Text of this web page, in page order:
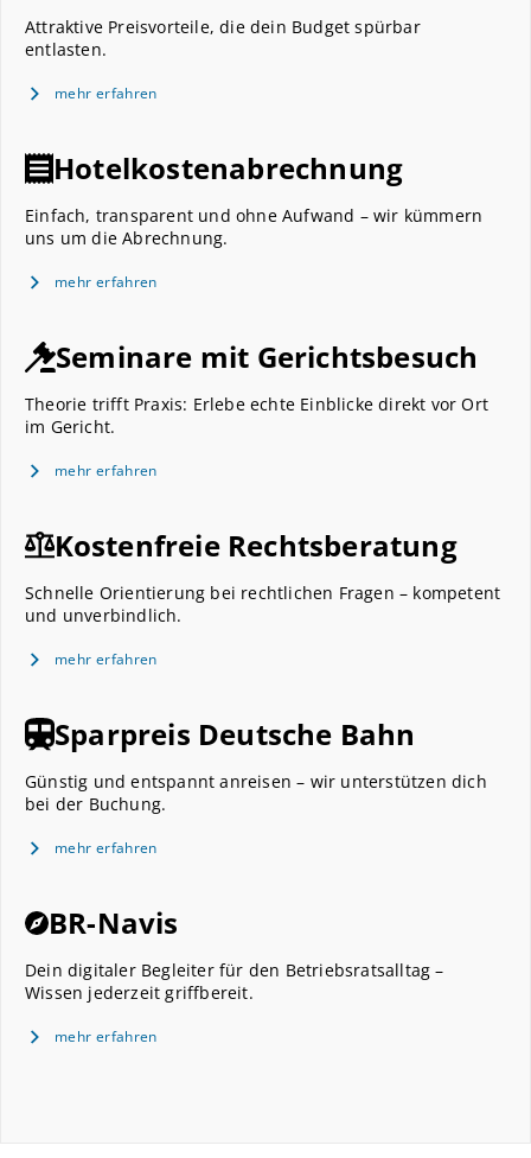
Attraktive Preisvorteile, die dein Budget spürbar
entlasten.
mehr erfahren
Hotelkostenabrechnung
Einfach, transparent und ohne Aufwand – wir kümmern
uns um die Abrechnung.
mehr erfahren
Seminare mit Gerichtsbesuch
Theorie trifft Praxis: Erlebe echte Einblicke direkt vor Ort
im Gericht.
mehr erfahren
Kostenfreie Rechtsberatung
Schnelle Orientierung bei rechtlichen Fragen – kompetent
und unverbindlich.
mehr erfahren
Sparpreis Deutsche Bahn
Günstig und entspannt anreisen – wir unterstützen dich
bei der Buchung.
mehr erfahren
BR-Navis
Dein digitaler Begleiter für den Betriebsratsalltag –
Wissen jederzeit griffbereit.
mehr erfahren